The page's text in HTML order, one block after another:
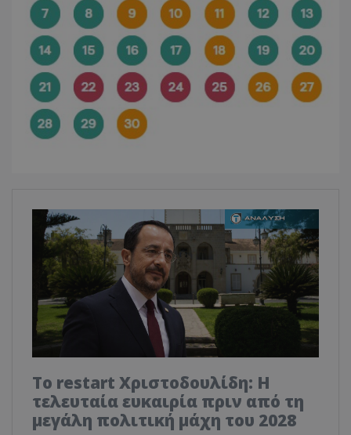
Το restart Χριστοδουλίδη: Η
τελευταία ευκαιρία πριν από τη
μεγάλη πολιτική μάχη του 2028